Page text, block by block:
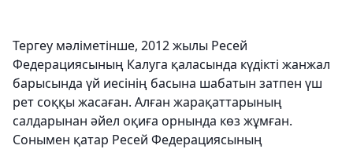
Тергеу мәліметінше, 2012 жылы Ресей
Федерациясының Калуга қаласында күдікті жанжал
барысында үй иесінің басына шабатын затпен үш
рет соққы жасаған. Алған жарақаттарының
салдарынан әйел оқиға орнында көз жұмған.
Сонымен қатар Ресей Федерациясының